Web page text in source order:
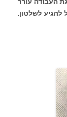
להגיע לשלטון.